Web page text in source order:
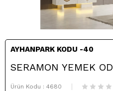
AYHANPARK KODU -40
SERAMON YEMEK
Ürün Kodu : 4680